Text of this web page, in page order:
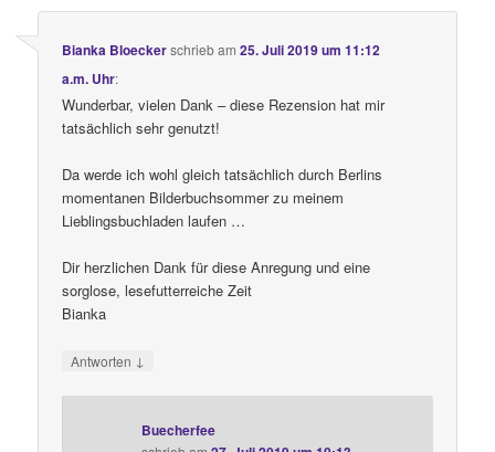
Bianka Bloeckerschriebam25. Juli 2019 um 11:12
a.m. Uhr:
Wunderbar, vielen Dank – diese Rezension hat mir
tatsächlich sehr genutzt!
Da werde ich wohl gleich tatsächlich durch Berlins
momentanen Bilderbuchsommer zu meinem
Lieblingsbuchladen laufen …
Dir herzlichen Dank für diese Anregung und eine
sorglose, lesefutterreiche Zeit
Bianka
Antworten ↓
Buecherfee